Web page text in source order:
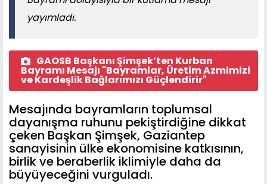
yayımladı.
GAOSB Başkanı Şimşek’ten Kurban
Bayramı Mesajı "Bayramlar, Üretim Azmimizi
ve Kardeşlik Bağlarımızı Güçlendirir"
Mesajında bayramların toplumsal
dayanışma ruhunu pekiştirdiğine dikkat
çeken Başkan Şimşek, Gaziantep
sanayisinin ülke ekonomisine katkısının,
birlik ve beraberlik iklimiyle daha da
büyüyeceğini vurguladı.